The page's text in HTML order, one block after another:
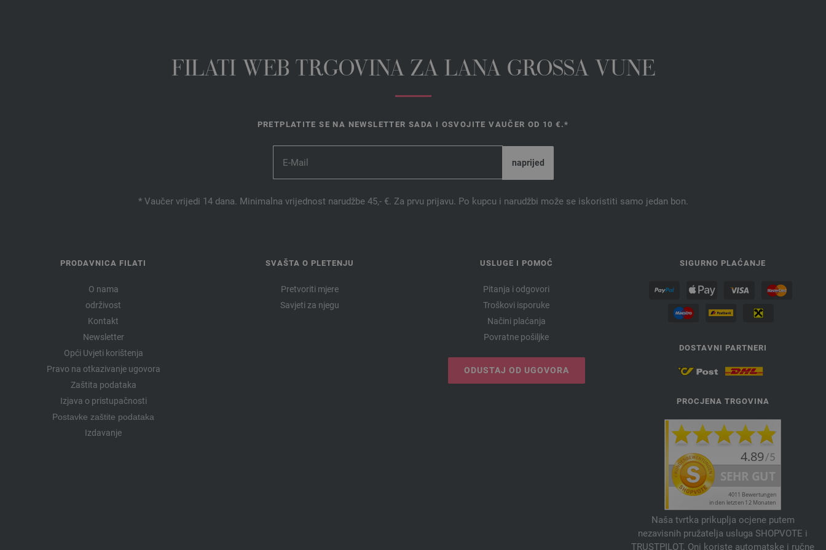
FILATI WEB TRGOVINA ZA LANA GROSSA VUNE
PRETPLATITE SE NA NEWSLETTER SADA I OSVOJITE VAUČER OD 10 €.*
* Vaučer vrijedi 14 dana. Minimalna vrijednost narudžbe 45,- €. Za prvu prijavu. Po kupcu i narudžbi može se iskoristiti samo jedan bon.
PRODAVNICA FILATI
O nama
održivost
Kontakt
Newsletter
Opći Uvjeti korištenja
Pravo na otkazivanje ugovora
Zaštita podataka
Izjava o pristupačnosti
Postavke zaštite podataka
Izdavanje
SVAŠTA O PLETENJU
Pretvoriti mjere
Savjeti za njegu
USLUGE I POMOĆ
Pitanja i odgovori
Troškovi isporuke
Načini plaćanja
Povratne pošiljke
ODUSTAJ OD UGOVORA
SIGURNO PLAĆANJE
DOSTAVNI PARTNERI
PROCJENA TRGOVINA
Naša tvrtka prikuplja ocjene putem
nezavisnih pružatelja usluga SHOPVOTE i
TRUSTPILOT. Oni koriste automatske i ručne